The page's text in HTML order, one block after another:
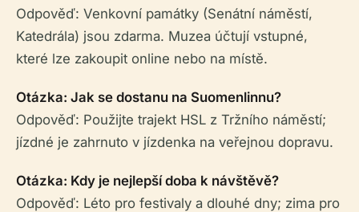
Odpověď: Venkovní památky (Senátní náměstí,
Katedrála) jsou zdarma. Muzea účtují vstupné,
které lze zakoupit online nebo na místě.
Otázka: Jak se dostanu na Suomenlinnu?
Odpověď: Použijte trajekt HSL z Tržního náměstí;
jízdné je zahrnuto v jízdenka na veřejnou dopravu.
Otázka: Kdy je nejlepší doba k návštěvě?
Odpověď: Léto pro festivaly a dlouhé dny; zima pro